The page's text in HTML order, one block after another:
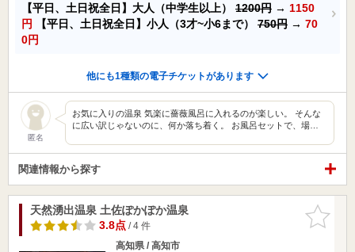
【平日、土日祝全日】大人（中学生以上） 1200円 → 1150
円
【平日、土日祝全日】小人（3才~小6まで） 750円 → 70
0円
他にも1種類の電子チケットがあります
匿名
お気に入りの温泉 気楽に薔薇風呂に入れるのが楽しい。 そんな
に広い訳じゃないのに、何か落ち着く。 お風呂セットで、場…
関連情報から探す
お気に入
りに追加
天然湧出温泉 土佐ぽかぽか温泉
3.8点/ 4 件
高知県 / 高知市